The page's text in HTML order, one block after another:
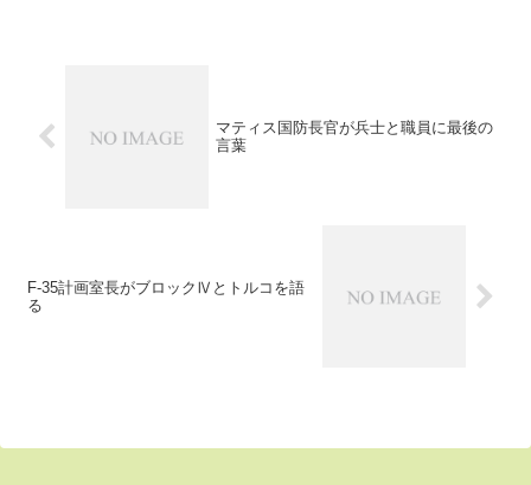
マティス国防長官が兵士と職員に最後の
言葉
F-35計画室長がブロックⅣとトルコを語
る